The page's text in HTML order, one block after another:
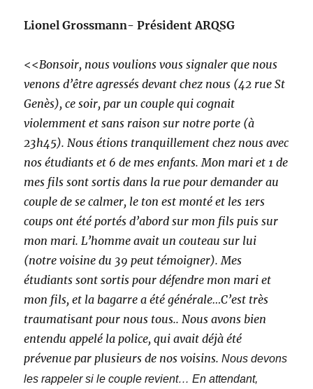
Lionel Grossmann- Président ARQSG
<<Bonsoir, nous voulions vous signaler que nous
venons d’être agressés devant chez nous (42 rue St
Genès), ce soir, par un couple qui cognait
violemment et sans raison sur notre porte (à
23h45). Nous étions tranquillement chez nous avec
nos étudiants et 6 de mes enfants. Mon mari et 1 de
mes fils sont sortis dans la rue pour demander au
couple de se calmer, le ton est monté et les 1ers
coups ont été portés d’abord sur mon fils puis sur
mon mari. L’homme avait un couteau sur lui
(notre voisine du 39 peut témoigner). Mes
étudiants sont sortis pour défendre mon mari et
mon fils, et la bagarre a été générale…C’est très
traumatisant pour nous tous.. Nous avons bien
entendu appelé la police, qui avait déjà été
prévenue par plusieurs de nos voisins.Nous devons
les rappeler si le couple revient… En attendant,